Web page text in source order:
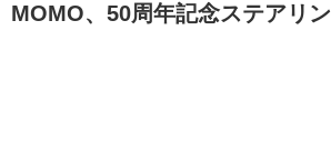
甲信越
MOMO、50周年記念ステアリ